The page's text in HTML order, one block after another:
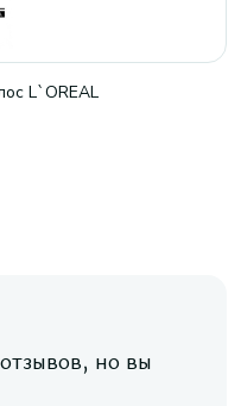
L`OREAL
но вы